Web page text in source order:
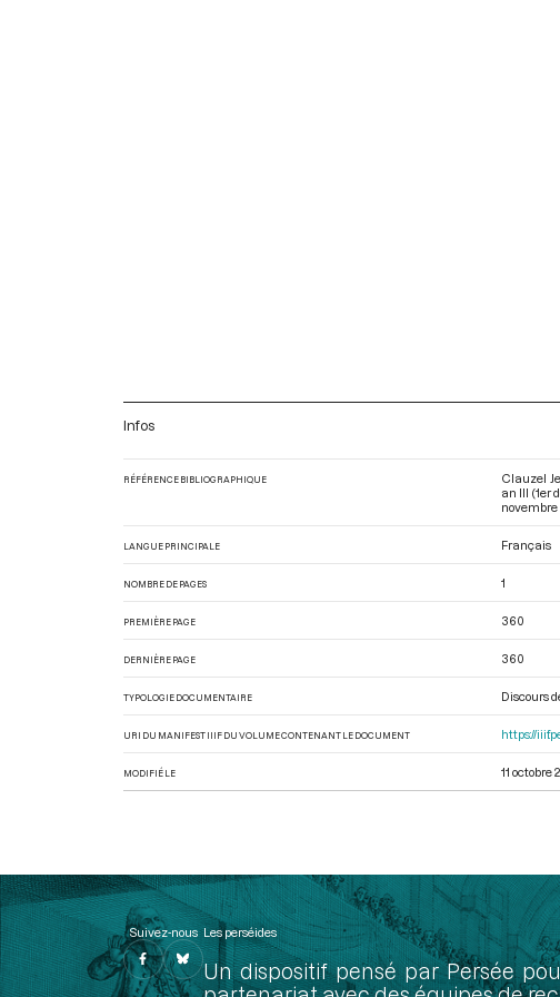
Infos
RÉFÉRENCE BIBLIOGRAPHIQUE
Clauzel
an III (1er
novembre
LANGUE PRINCIPALE Français
NOMBRE DE PAGES 1
PREMIÈRE PAGE 360
DERNIÈRE PAGE 360
TYPOLOGIE DOCUMENTAIRE Discours
URI DU MANIFEST IIIF DU VOLUME CONTENANT LE DOCUMENT https://
MODIFIÉ LE 11 octobre
Suivez-nous Les perséides
Un dispositif pensé par Persée